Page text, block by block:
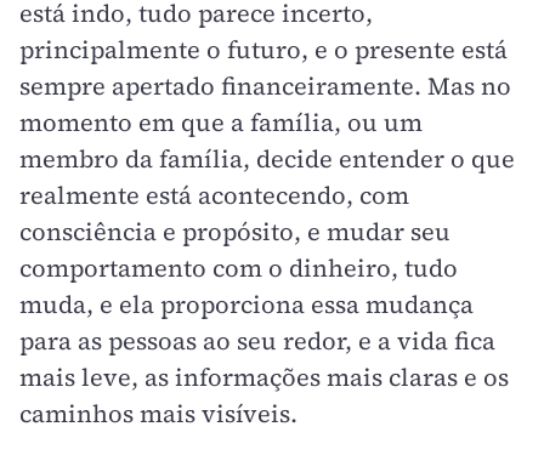
está indo, tudo parece incerto,
principalmente o futuro, e o presente está
sempre apertado financeiramente. Mas no
momento em que a família, ou um
membro da família, decide entender o que
realmente está acontecendo, com
consciência e propósito, e mudar seu
comportamento com o dinheiro, tudo
muda, e ela proporciona essa mudança
para as pessoas ao seu redor, e a vida fica
mais leve, as informações mais claras e os
caminhos mais visíveis.